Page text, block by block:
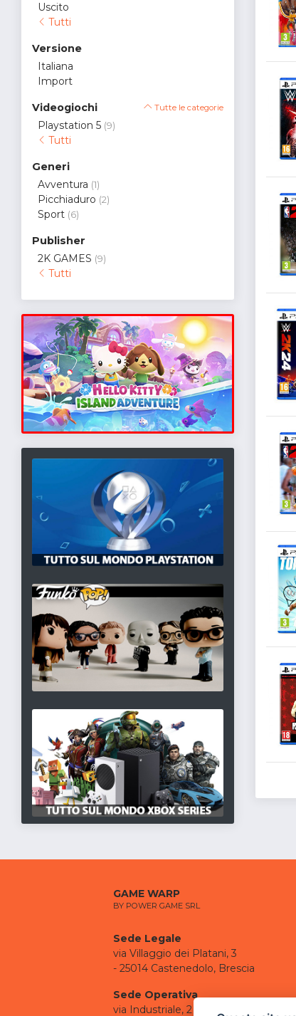
Uscito
Tutti
Versione
Italiana
Import
Videogiochi Tutte le categorie
Playstation 5 (9)
Tutti
Generi
Avventura (1)
Picchiaduro (2)
Sport (6)
Publisher
2K GAMES (9)
Tutti
GAME WARP
BY POWER GAME SRL
Sede Legale
via Villaggio dei Platani, 3
- 25014 Castenedolo, Brescia
Sede Operativa
via Industriale, 2 - 25082 Botticino, BS